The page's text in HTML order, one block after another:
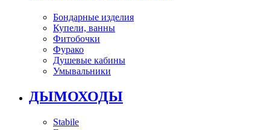
Бондарные изделия
Купели, ванны
Фитобочки
Фурако
Душевые кабины
Умывальники
ДЫМОХОДЫ
Stabile